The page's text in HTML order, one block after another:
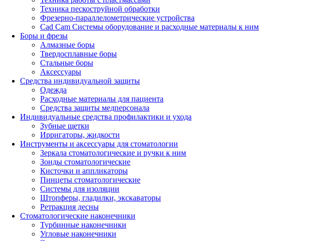
Техника пескоструйной обработки
Фрезерно-параллелометрические устройства
Cad Cam Системы оборудование и расходные материалы к ним
Боры и фрезы
Алмазные боры
Твердосплавные боры
Стальные боры
Аксессуары
Средства индивидуальной защиты
Одежда
Расходные материалы для пациента
Средства защиты медперсонала
Индивидуальные средства профилактики и ухода
Зубные щетки
Ирригаторы, жидкости
Инструменты и аксессуары для стоматологии
Зеркала стоматологические и ручки к ним
Зонды стоматологические
Кисточки и аппликаторы
Пинцеты стоматологические
Системы для изоляции
Штопферы, гладилки, экскаваторы
Ретракция десны
Стоматологические наконечники
Турбинные наконечники
Угловые наконечники